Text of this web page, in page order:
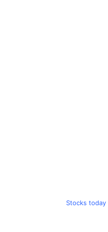
Stocks today